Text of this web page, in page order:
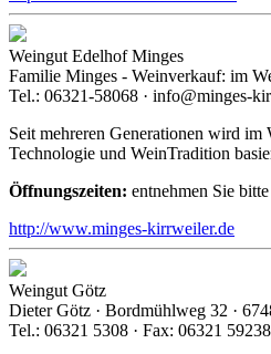
Weingut Edelhof Minges
Familie Minges - Weinverkauf: im
Tel.: 06321-58068 · info@minges-
Seit mehreren Generationen wird
Technologie und WeinTradition
Öffnungszeiten: entnehmen Sie
http://www.minges-kirrweiler.de
Weingut Götz
Dieter Götz · Bordmühlweg 32 ·
Tel.: 06321 5308 · Fax: 06321